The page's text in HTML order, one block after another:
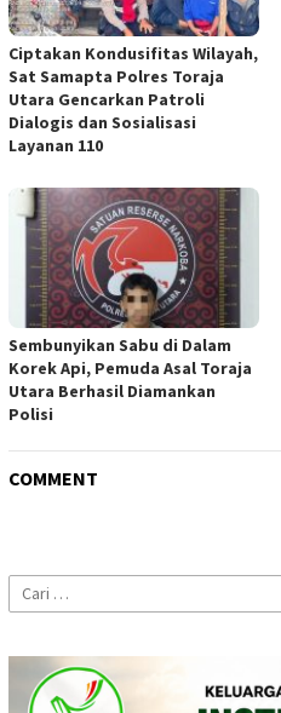
Ciptakan Kondusifitas Wilayah,
Sat Samapta Polres Toraja
Utara Gencarkan Patroli
Dialogis dan Sosialisasi
Layanan 110
Sembunyikan Sabu di Dalam
Korek Api, Pemuda Asal Toraja
Utara Berhasil Diamankan
Polisi
COMMENT
Cari
untuk: